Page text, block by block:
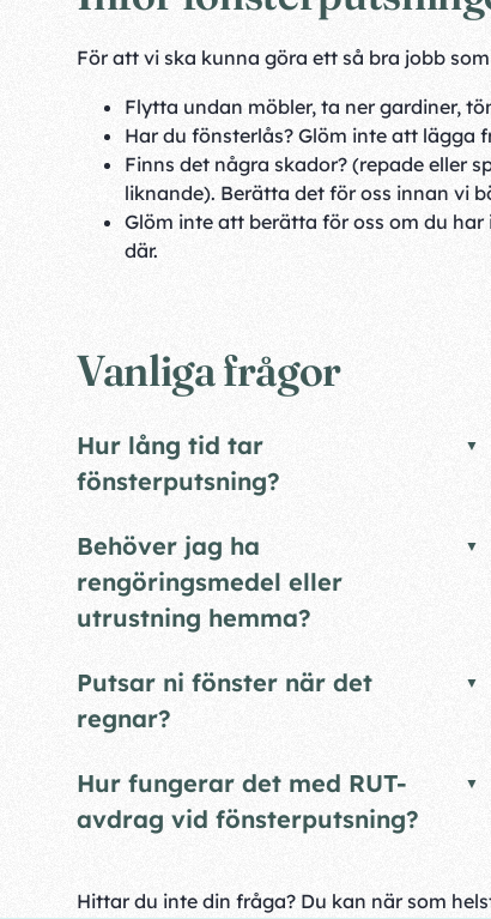
För att vi ska kunna göra ett så bra jobb
Flytta undan möbler, ta ner gardiner,
Har du fönsterlås? Glöm inte att lägga
Finns det några skador? (repade eller
liknande). Berätta det för oss innan vi
Glöm inte att berätta för oss om du
där.
Vanliga frågor
Hur lång tid tar
fönsterputsning?
Behöver jag ha
rengöringsmedel eller
utrustning hemma?
Putsar ni fönster när det
regnar?
Hur fungerar det med RUT-
avdrag vid fönsterputsning?
Hittar du inte din fråga? Du kan när som